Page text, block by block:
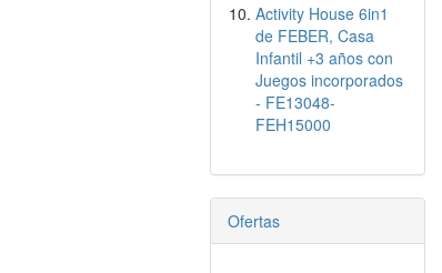
Activity House 6in1
de FEBER, Casa
Infantil +3 años con
Juegos incorporados
- FE13048-
FEH15000
Ofertas